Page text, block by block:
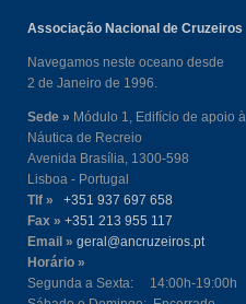
Associação Nacional de Cruzeiros
Navegamos neste oceano desde
2 de Janeiro de 1996.
Sede » Módulo 1, Edifício de apoio à
Náutica de Recreio
Avenida Brasília, 1300-598
Lisboa - Portugal
Tlf »
+351 937 697 658
Fax » +351 213 955 117
Email » geral@ancruzeiros.pt
Horário »
Segunda a Sexta: 14:00h-19:00h